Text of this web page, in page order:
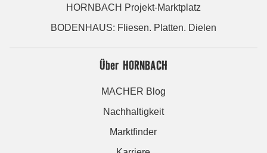
HORNBACH Projekt-Marktplatz
BODENHAUS: Fliesen. Platten. Dielen
Über HORNBACH
MACHER Blog
Nachhaltigkeit
Marktfinder